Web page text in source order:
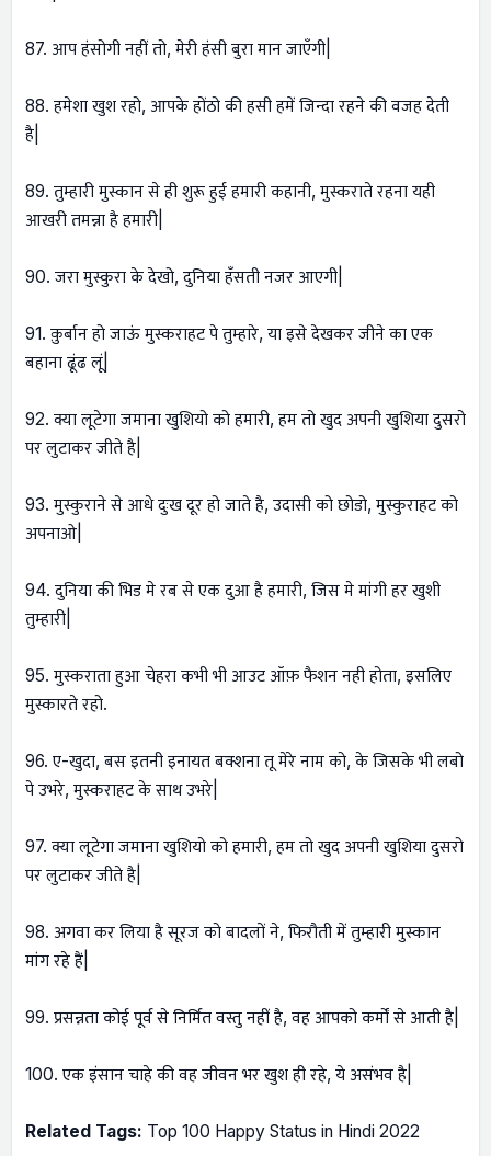
87. आप हंसोगी नहीं तो, मेरी हंसी बुरा मान जाएँगी|
88. हमेशा खुश रहो, आपके होंठो की हसी हमें जिन्दा रहने की वजह देती
है|
89. तुम्हारी मुस्कान से ही शुरू हुई हमारी कहानी, मुस्कराते रहना यही
आखरी तमन्ना है हमारी|
90. जरा मुस्कुरा के देखो, दुनिया हँसती नजर आएगी|
91. क़ुर्बान हो जाऊं मुस्कराहट पे तुम्हारे, या इसे देखकर जीने का एक
बहाना ढूंढ लूं|
92. क्या लूटेगा जमाना खुशियो को हमारी, हम तो खुद अपनी खुशिया दुसरो
पर लुटाकर जीते है|
93. मुस्कुराने से आधे दुःख दूर हो जाते है, उदासी को छोडो, मुस्कुराहट को
अपनाओ|
94. दुनिया की भिड मे रब से एक दुआ है हमारी, जिस मे मांगी हर खुशी
तुम्हारी|
95. मुस्कराता हुआ चेहरा कभी भी आउट ऑफ़ फैशन नही होता, इसलिए
मुस्कारते रहो.
96. ए-खुदा, बस इतनी इनायत बक्शना तू मेरे नाम को, के जिसके भी लबो
पे उभरे, मुस्कराहट के साथ उभरे|
97. क्या लूटेगा जमाना खुशियो को हमारी, हम तो खुद अपनी खुशिया दुसरो
पर लुटाकर जीते है|
98. अगवा कर लिया है सूरज को बादलों ने, फिरौती में तुम्हारी मुस्कान
मांग रहे हैं|
99. प्रसन्नता कोई पूर्व से निर्मित वस्तु नहीं है, वह आपको कर्मों से आती है|
100. एक इंसान चाहे की वह जीवन भर खुश ही रहे, ये असंभव है|
Related Tags: Top 100 Happy Status in Hindi 2022